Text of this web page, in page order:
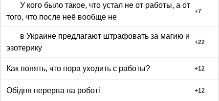
У кого было такое, что устал не от работы, а от
того, что после неё вообще не
+7
в Украине предлагают штрафовать за магию и
эзотерику
+22
Как понять, что пора уходить с работы? +12
Обідня перерва на роботі +12